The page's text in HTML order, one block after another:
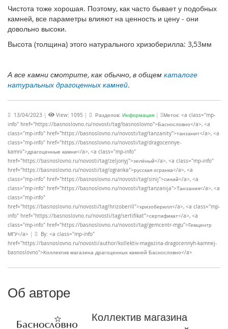
Чистота тоже хорошая. Поэтому, как часто бывает у подобных
камней, все параметры влияют на ценность и цену - они
довольно высоки.
Высота (толщина) этого натурального хризоберилла: 3,53мм
А все камни смотрите, как обычно, в общем каталоге
натуральных драгоценных камней.
13/04/2023 | View: 1095 | Разделов: Информация |
Меток: <a class="mp-
info" href="https://basnoslovno.ru/novosti/tag/basnoslovno">Баснословно</a>, <a
class="mp-info" href="https://basnoslovno.ru/novosti/tag/tanzanity">танзанит</a>, <a
class="mp-info" href="https://basnoslovno.ru/novosti/tag/dragocennye-
kamni">драгоценные камни</a>, <a class="mp-info"
href="https://basnoslovno.ru/novosti/tag/zeljonyj">зелёный</a>, <a class="mp-info"
href="https://basnoslovno.ru/novosti/tag/ogranka">русская огранка</a>, <a
class="mp-info" href="https://basnoslovno.ru/novosti/tag/sinij">синий</a>, <a
class="mp-info" href="https://basnoslovno.ru/novosti/tag/tanzanija">Танзания</a>, <a
class="mp-info"
href="https://basnoslovno.ru/novosti/tag/hrizoberill">хризоберилл</a>, <a class="mp-
info" href="https://basnoslovno.ru/novosti/tag/sertifikat">сертификат</a>, <a
class="mp-info" href="https://basnoslovno.ru/novosti/tag/gemcentr-mgu">Гемцентр
МГУ</a> |
By: <a class="mp-info"
href="https://basnoslovno.ru/novosti/author/kollektiv-magazina-dragocennyh-kamnej-
basnoslovno">Коллектив магазина драгоценных камней Баснословно</a>
Об авторе
Коллектив магазина